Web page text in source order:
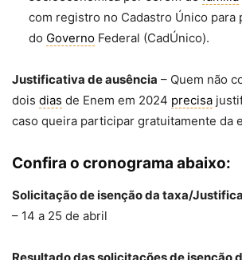
com registro no Cadastro Único para
do Governo Federal (CadÚnico).
Justificativa de ausência – Quem não
dois dias de Enem em 2024 precisa
caso queira participar gratuitamente da
Confira o cronograma abaixo:
Solicitação de isenção da taxa/
– 14 a 25 de abril